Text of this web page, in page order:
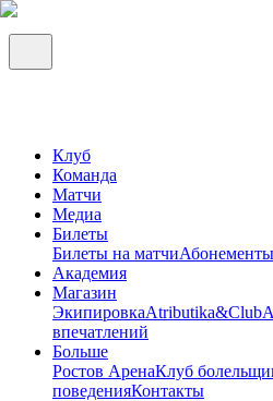
Клуб
Команда
Матчи
Медиа
Билеты
Билеты на матчиАбонементы
Академия
Магазин
ЭкипировкаAtributika&Club
впечатлений
Больше
Ростов АренаКлуб
поведенияКонтакты